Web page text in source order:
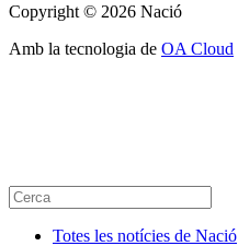
Copyright © 2026 Nació
Amb la tecnologia de OA Cloud
Totes les notícies de Nació